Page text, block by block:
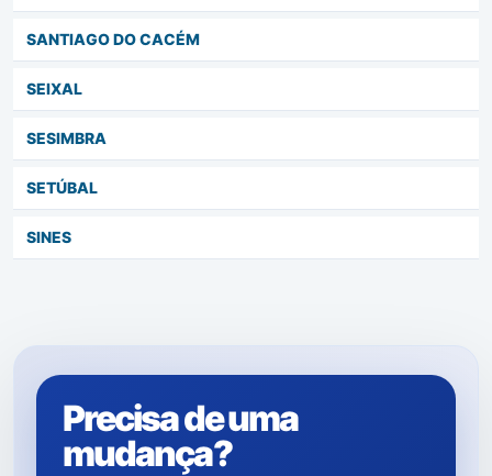
SANTIAGO DO CACÉM
SEIXAL
SESIMBRA
SETÚBAL
SINES
Precisa de uma
mudança?